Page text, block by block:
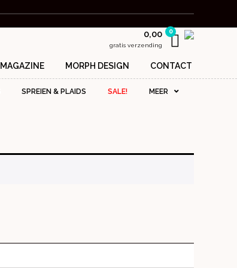
0,00
gratis verzending
0
MAGAZINE MORPH DESIGN CONTACT
SPREIEN & PLAIDS SALE! MEER